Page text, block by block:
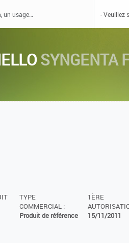
SYNGENTA
TYPE
COMMERCIAL :
Produit de référence
1ÈRE
15/11/2011